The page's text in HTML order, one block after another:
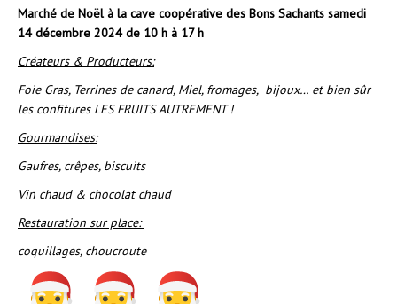
Marché de Noël à la cave coopérative des Bons Sachants samedi
14 décembre 2024 de 10 h à 17 h
Créateurs & Producteurs:
Foie Gras, Terrines de canard, Miel, fromages, bijoux… et bien sûr
les confitures LES FRUITS AUTREMENT !
Gourmandises:
Gaufres, crêpes, biscuits
Vin chaud & chocolat chaud
Restauration sur place:
coquillages, choucroute